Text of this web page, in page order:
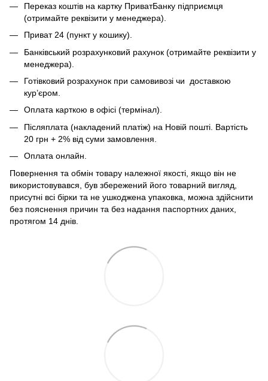
Переказ коштів на картку ПриватБанку підприємця
(отримайте реквізити у менеджера).
Приват 24 (пункт у кошику).
Банківський розрахунковий рахунок (отримайте реквізити у
менеджера).
Готівковий розрахунок при самовивозі чи доставкою
кур’єром.
Оплата карткою в офісі (термінал).
Післяплата (накладений платіж) на Новій пошті. Вартість
20 грн + 2% від суми замовлення.
Оплата онлайн.
Повернення та обмін товару належної якості, якщо він не
використовувався, був збережений його товарний вигляд,
присутні всі бірки та не ушкоджена упаковка, можна здійснити
без пояснення причин та без надання паспортних даних,
протягом 14 днів.